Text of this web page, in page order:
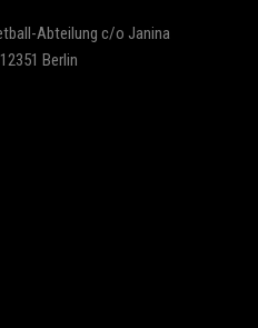
Abteilung c/o Janina
Berlin